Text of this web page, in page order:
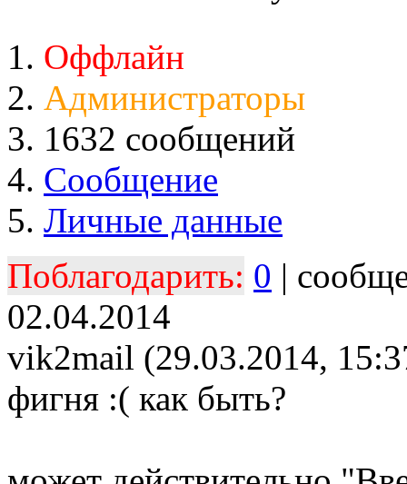
Оффлайн
Администраторы
1632 сообщений
Сообщение
Личные данные
Поблагодарить: 0 |
02.04.2014
vik2mail (29.03.2014,
фигня :( как быть?